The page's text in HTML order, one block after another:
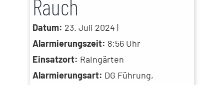
Rauch
Datum: 23. Juli 2024 |
Alarmierungszeit: 8:56 Uhr
Einsatzort: Raingärten
Alarmierungsart: DG Führung,